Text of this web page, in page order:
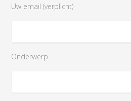
Uw email (verplicht)
Onderwerp